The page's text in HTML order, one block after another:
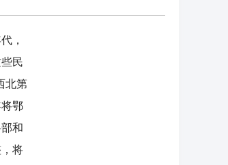
，
民
北第
鄂
和
将